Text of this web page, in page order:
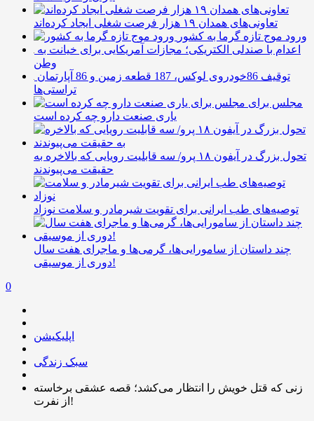
تعاونی‌های همدان ۱۹ هزار فرصت شغلی ایجاد کرده‌اند
ورود موج تازه گرما به کشور
اعدام با صندلی الکتریکی؛ مجازات آمریکایی برای خیانت به
وطن
توقیف 86خودروی لوکس، 187 قطعه زمین و 86 آپارتمان
تراستی‌ها
مجلس برای
یاری صنعت دارو چه کرده است
تحول بزرگ در آیفون ۱۸ پرو/ سه قابلیت رویایی که بالاخره به
حقیقت می‌پیوندند
توصیه‌های طب ایرانی برای تقویت شیرمادر و سلامت نوزاد
چند داستان از سامورایی‌ها، گرمی‌ها و ماجرای هفت سال
دوری از موسیقی!
0
اپلیکیشن
سبک زندگی
زنی که قتل خویش را انتظار می‌کشد؛ قصه عشقی برخاسته
از نفرت!